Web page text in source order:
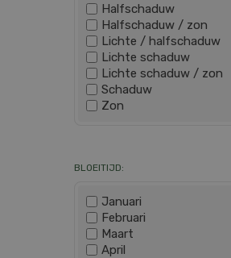
Halfschaduw
Halfschaduw / zon
Lichte / halfschaduw
Lichte schaduw
Lichte schaduw / zon
Schaduw
Zon
BLOEITIJD:
Januari
Februari
Maart
April